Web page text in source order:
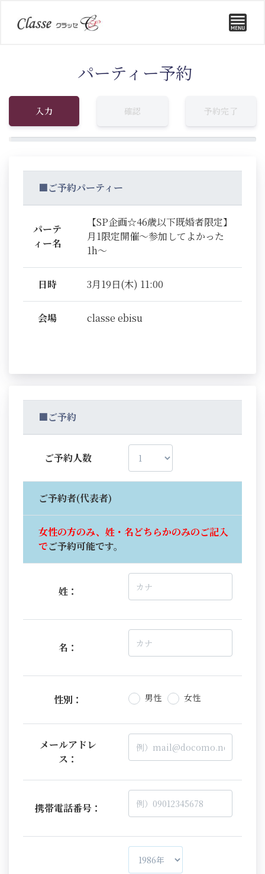
パーティー予約
入力 確認 予約完了
■ご予約パーティー
パーテ
ィー名
【SP企画☆46歳以下既婚者限定】
月1限定開催～参加してよかった
1h～
日時 3月19日(木) 11:00
会場 classe ebisu
■ご予約
ご予約人数
ご予約者(代表者)
女性の方のみ、姓・名どちらかのみのご記入
でご予約可能です。
姓：
名：
性別： 男性 女性
メールアドレ
ス：
携帯電話番号：